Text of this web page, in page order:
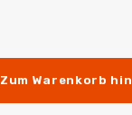
Zum Warenkorb